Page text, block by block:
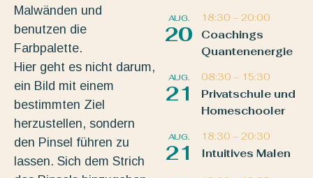
Malwänden und
benutzen die
Farbpalette.
Hier geht es nicht darum,
ein Bild mit einem
bestimmten Ziel
herzustellen, sondern
den Pinsel führen zu
lassen. Sich dem Strich
AUG.
20
18:30 – 20:00
Coachings
Quantenenergie
AUG.
21
08:30 – 15:30
Privatschule und
Homeschooler
AUG.
21
18:30 – 20:30
Intuitives Malen